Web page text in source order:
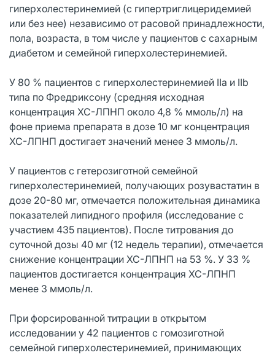
гиперхолестеринемией (с гипертриглицеридемией
или без нее) независимо от расовой принадлежности,
пола, возраста, в том числе у пациентов с сахарным
диабетом и семейной гиперхолестеринемией.
У 80 % пациентов с гиперхолестеринемией IIa и IIb
типа по Фредриксону (средняя исходная
концентрация ХС-ЛПНП около 4,8 % ммоль/л) на
фоне приема препарата в дозе 10 мг концентрация
ХС-ЛПНП достигает значений менее 3 ммоль/л.
У пациентов с гетерозиготной семейной
гиперхолестеринемией, получающих розувастатин в
дозе 20-80 мг, отмечается положительная динамика
показателей липидного профиля (исследование с
участием 435 пациентов). После титрования до
суточной дозы 40 мг (12 недель терапии), отмечается
снижение концентрации ХС-ЛПНП на 53 %. У 33 %
пациентов достигается концентрация ХС-ЛПНП
менее 3 ммоль/л.
При форсированной титрации в открытом
исследовании у 42 пациентов с гомозиготной
семейной гиперхолестеринемией, принимающих